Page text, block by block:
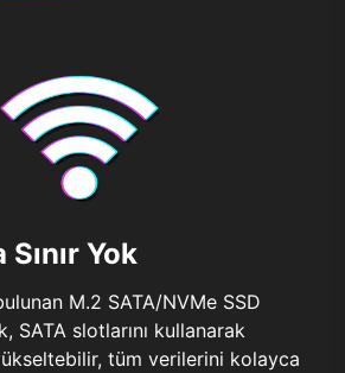
Yok
M.2 SATA/NVMe SSD
SATA slotlarını kullanarak
tüm verilerini kolayca